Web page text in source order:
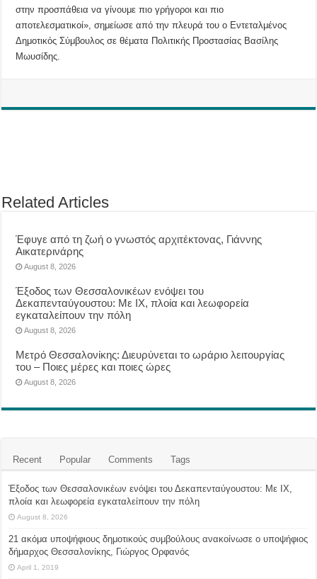
στην προσπάθεια να γίνουμε πιο γρήγοροι και πιο
αποτελεσματικοί», σημείωσε από την πλευρά του ο Εντεταλμένος
Δημοτικός Σύμβουλος σε θέματα Πολιτικής Προστασίας Βασίλης
Μωυσίδης.
Related Articles
Έφυγε από τη ζωή ο γνωστός αρχιτέκτονας, Γιάννης
Αικατερινάρης
August 8, 2026
Έξοδος των Θεσσαλονικέων ενόψει του
Δεκαπενταύγουστου: Με ΙΧ, πλοία και λεωφορεία
εγκαταλείπουν την πόλη
August 8, 2026
Μετρό Θεσσαλονίκης: Διευρύνεται το ωράριο λειτουργίας
του – Ποιες μέρες και ποιες ώρες
August 8, 2026
Recent Popular Comments Tags
Έξοδος των Θεσσαλονικέων ενόψει του Δεκαπενταύγουστου: Με ΙΧ,
πλοία και λεωφορεία εγκαταλείπουν την πόλη
August 8, 2026
21 ακόμα υποψήφιους δημοτικούς συμβούλους ανακοίνωσε ο υποψήφιος
δήμαρχος Θεσσαλονίκης, Γιώργος Ορφανός
April 1, 2019